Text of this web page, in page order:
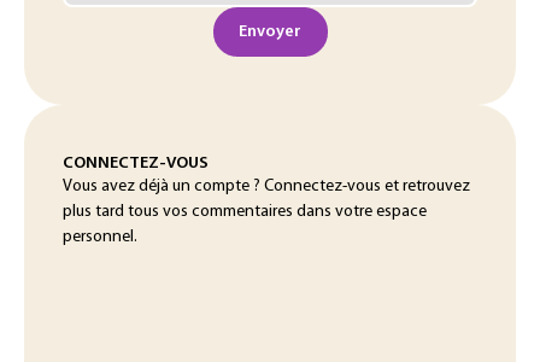
Envoyer
CONNECTEZ-VOUS
Vous avez déjà un compte ? Connectez-vous et retrouvez
plus tard tous vos commentaires dans votre espace
personnel.